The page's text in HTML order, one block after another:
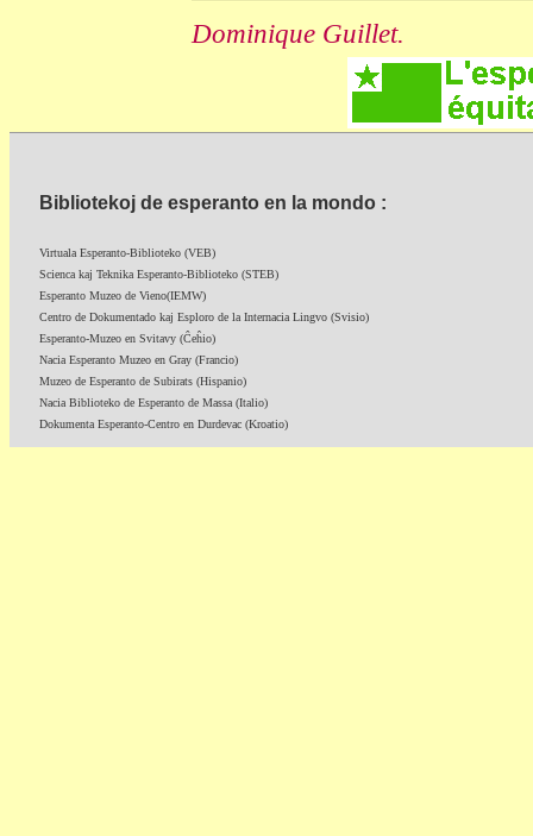
Dominique Guillet.
Bibliotekoj de esperanto en la mondo :
Virtuala Esperanto-Biblioteko (VEB)
Scienca kaj Teknika Esperanto-Biblioteko (STEB)
Esperanto Muzeo de Vieno(IEMW)
Centro de Dokumentado kaj Esploro de la Internacia Lingvo (Svisio)
Esperanto-Muzeo en Svitavy (Ĉeĥio)
Nacia Esperanto Muzeo en Gray (Francio)
Muzeo de Esperanto de Subirats (Hispanio)
Nacia Biblioteko de Esperanto de Massa (Italio)
Dokumenta Esperanto-Centro en Durdevac (Kroatio)